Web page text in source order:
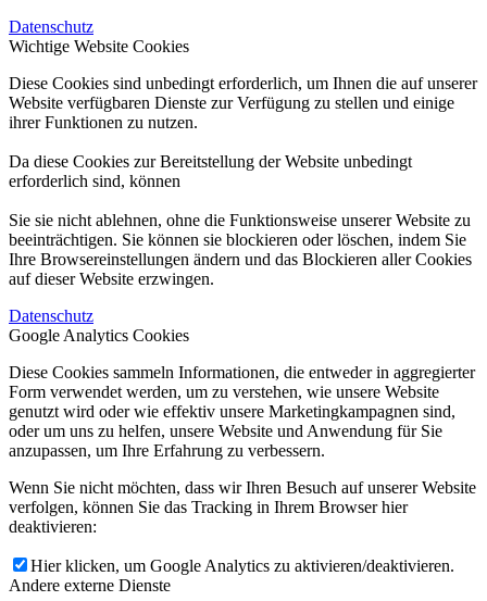
Datenschutz
Wichtige Website Cookies
Diese Cookies sind unbedingt erforderlich, um Ihnen die auf unserer
Website verfügbaren Dienste zur Verfügung zu stellen und einige
ihrer Funktionen zu nutzen.
Da diese Cookies zur Bereitstellung der Website unbedingt
erforderlich sind, können
Sie sie nicht ablehnen, ohne die Funktionsweise unserer Website zu
beeinträchtigen. Sie können sie blockieren oder löschen, indem Sie
Ihre Browsereinstellungen ändern und das Blockieren aller Cookies
auf dieser Website erzwingen.
Datenschutz
Google Analytics Cookies
Diese Cookies sammeln Informationen, die entweder in aggregierter
Form verwendet werden, um zu verstehen, wie unsere Website
genutzt wird oder wie effektiv unsere Marketingkampagnen sind,
oder um uns zu helfen, unsere Website und Anwendung für Sie
anzupassen, um Ihre Erfahrung zu verbessern.
Wenn Sie nicht möchten, dass wir Ihren Besuch auf unserer Website
verfolgen, können Sie das Tracking in Ihrem Browser hier
deaktivieren:
Hier klicken, um Google Analytics zu aktivieren/deaktivieren.
Andere externe Dienste